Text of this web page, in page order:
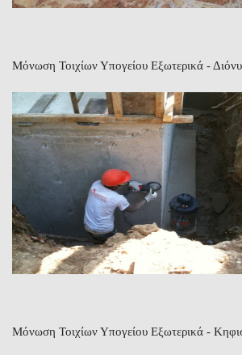
Μόνωση Τοιχίων Υπογείου Εξωτερικά -
Μόνωση Τοιχίων Υπογείου Εξωτερικά -